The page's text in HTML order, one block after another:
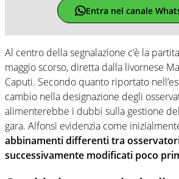
Entra nel canale
Al centro della segnalazione c’è la
maggio scorso, diretta dalla livornese
Caputi. Secondo quanto riportato
cambio nella designazione degli
alimenterebbe i dubbi sulla gestione
gara. Alfonsi evidenzia come
abbinamenti differenti tra
successivamente modificati poco